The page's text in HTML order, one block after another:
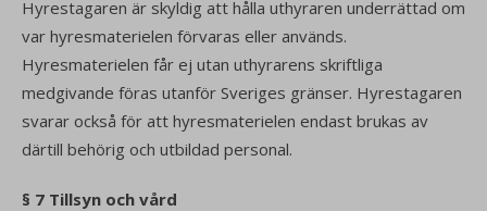
Hyrestagaren är skyldig att hålla uthyraren underrättad om
var hyresmaterielen förvaras eller används.
Hyresmaterielen får ej utan uthyrarens skriftliga
medgivande föras utanför Sveriges gränser. Hyrestagaren
svarar också för att hyresmaterielen endast brukas av
därtill behörig och utbildad personal.
§ 7 Tillsyn och vård